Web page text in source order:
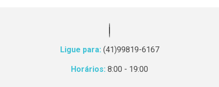
Ligue para: (41)99819-6167
Horários: 8:00 - 19:00